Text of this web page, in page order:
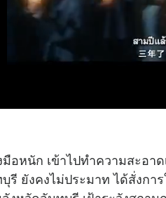
อหนัก เข้าไปทำความสะอ
รี ยังคงไม่ประมาท ได้สั่งก